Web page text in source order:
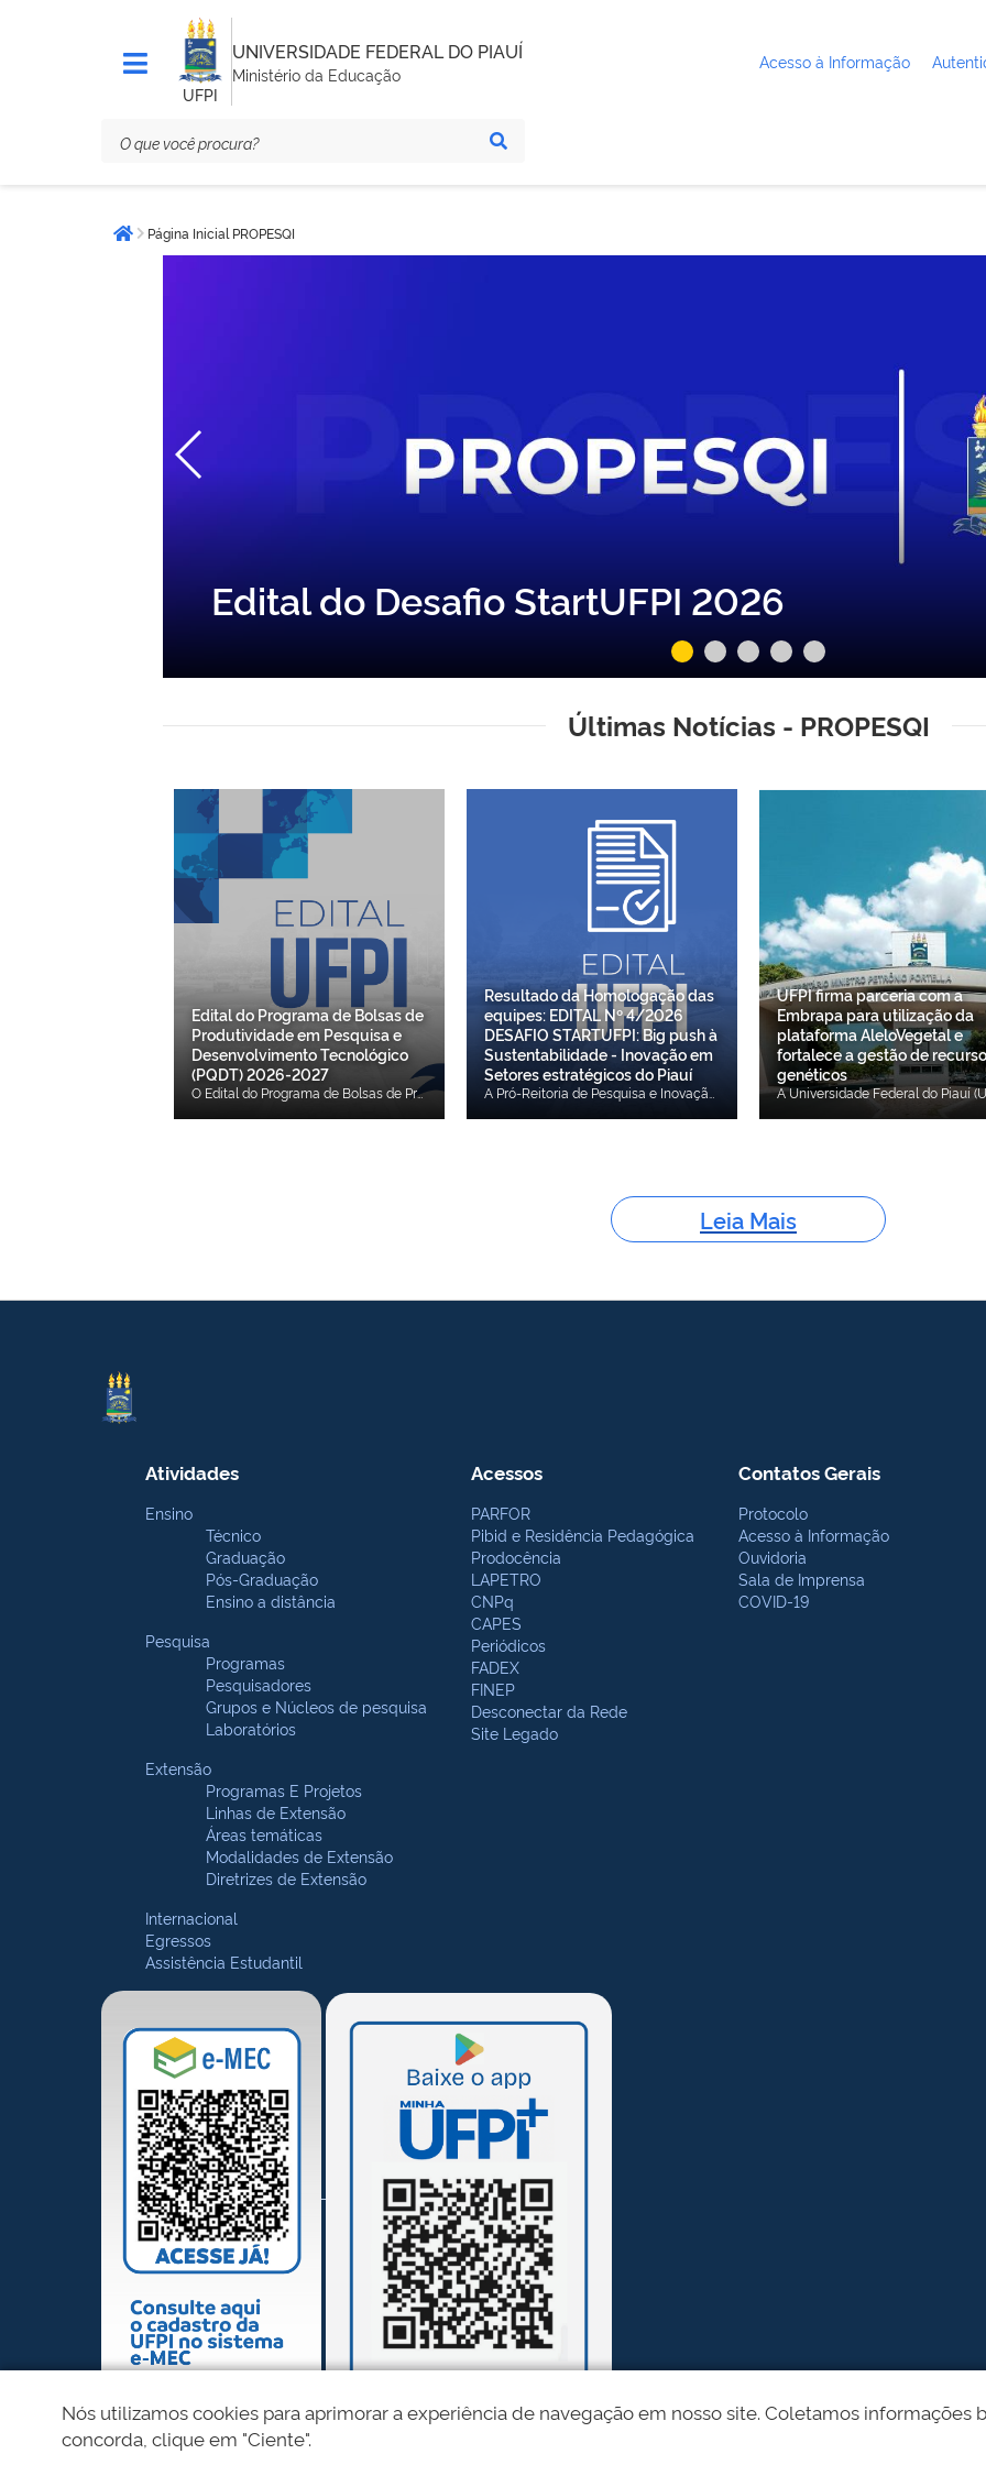
UFPI
UNIVERSIDADE FEDERAL DO PIAUÍ
Ministério da Educação
Acesso à Informação
estáPágina inicial
Página Inicial PROPESQI
Edital do Desafio StartUFPI 2026
Últimas Notícias - PROPESQI
Edital do Programa de Bolsas de
Produtividade em Pesquisa e
Desenvolvimento Tecnológico
(PQDT) 2026-2027
O Edital do Programa de Bolsas de Produtividade em Pesquisa e em Desenvolvimento Tecnológico (PQDT) 2026-2027 é destinado ao apoio de pesquisadores da UFPI com projetos recomendados pelo CNPq e não contemplados por restrições orçamentárias. Principais destaques do Edital: Ampliação do número de bolsas: o programa passa a oferecer 25 bolsas, representando um acréscimo de três bolsas em relação à edição anterior. Valorização dos campi fora de sede: criação de uma cota específica de três bolsas, sendo uma destinada a cada um dos campi de Picos, Floriano e Bom Jesus. Maior equilíbrio entre as áreas do conhecimento: o novo modelo de distribuição das bolsas busca ampliar a representatividade das diferentes áreas de pesquisa da UFPI. Incentivo à participação feminina: manutenção da previsão de no mínimo oito bolsas destinadas a pesquisadoras autodeclaradas do gênero feminino, fortalecendo a política institucional de equidade na pesquisa. Cadastro obrigatório do projeto na PROPESQI: para participar da seleção, o projeto deverá estar previamente cadastrado e validado no SIGAA até o encerramento das inscrições. Cronograma: Período de inscrições: 11 de agosto a 4 de setembro de 2026. Resultado final: 25 de setembro de 2026. Links de acesso: Edital completo. Anexo I em formato editável. Anexo II em formato editável. Anexo III em formato editável. Anexo IV em formato editável. Anexo VI em formato editável. Anexo VII em formato editável.
Resultado da Homologação das
equipes: EDITAL Nº 4/2026
DESAFIO STARTUFPI: Big push à
Sustentabilidade - Inovação em
Setores estratégicos do Piauí
UFPI firma parceria com a
Embrapa para utilização da
plataforma AleloVegetal e
fortalece a gestão de
genéticos
Leia Mais
Atividades
Ensino
Técnico
Graduação
Pós-Graduação
Ensino a distância
Pesquisa
Programas
Pesquisadores
Grupos e Núcleos de pesquisa
Laboratórios
Extensão
Programas E Projetos
Linhas de Extensão
Áreas temáticas
Modalidades de Extensão
Diretrizes de Extensão
Internacional
Egressos
Assistência Estudantil
Acessos
PARFOR
Pibid e Residência Pedagógica
Prodocência
LAPETRO
CNPq
CAPES
Periódicos
FADEX
FINEP
Desconectar da Rede
Site Legado
Contatos Gerais
Protocolo
Acesso à Informação
Ouvidoria
Sala de Imprensa
COVID-19
Nós utilizamos cookies para aprimorar a experiência de navegação em nosso site. Coletamos informações
concorda, clique em "Ciente".